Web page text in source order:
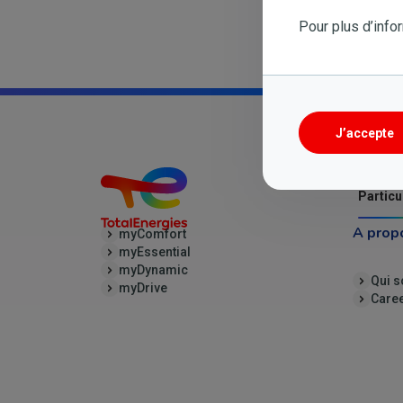
à votre
myComfort
myEssential
myDynamic
myDrive
A
Qui
Pour plus
J’accepte